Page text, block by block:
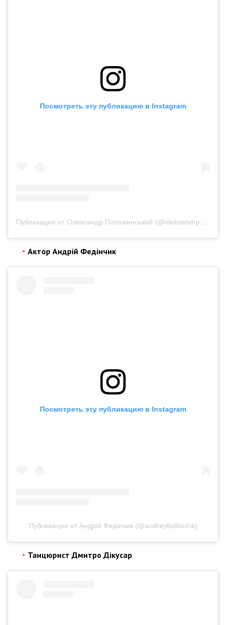
Посмотреть эту публикацию в Instagram
Публикация от Олександр Положинський (@oleksandrpolozhynskyi)
Актор Андрій Федінчик
Посмотреть эту публикацию в Instagram
Публикация от Андрій Федінчик (@andreyfedinchik)
Танцюрист Дмитро Дікусар